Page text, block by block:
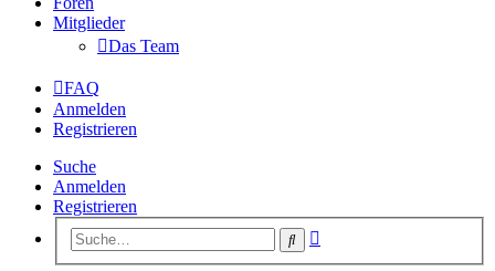
Mitglieder
Das Team
FAQ
Anmelden
Registrieren
Suche
Anmelden
Registrieren
Suche